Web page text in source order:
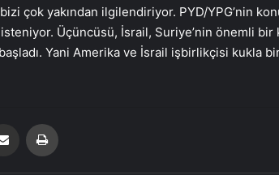
çok yakından ilgilendiriyor. PYD/YPG’nin
Üçüncüsü, İsrail, Suriye’nin önemli bir
Yani Amerika ve İsrail işbirlikçisi kukla
Email'den paylaş
Zihnin